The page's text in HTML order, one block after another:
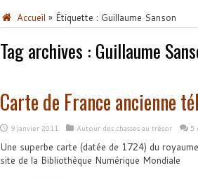
Accueil » Étiquette : Guillaume Sanson
Tag archives : Guillaume
Carte de France ancienne
9 janvier 2011 Autour des chasses au trésor 5
Une superbe carte (datée de 1724) du
site de la Bibliothèque Numérique Mondiale